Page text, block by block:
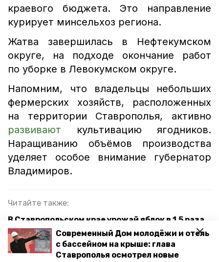
Современный Дом молодёжи и отель
с бассейном на крыше: глава
Ставрополья осмотрел новые
краевого бюджета. Это направление
курирует минсельхоз региона.
Жатва завершилась в Нефтекумском
округе, на подходе окончание работ
по уборке в Левокумском округе.
Напомним, что владельцы небольших
фермерских хозяйств, расположенных
на территории Ставрополья, активно
развивают культивацию ягодников.
Наращиванию объёмов производства
уделяет особое внимание губернатор
Владимиров.
Читайте также:
В Ставропольском крае урожай яблок в 1,5 раза
превысил показатели 2021 года
Губернатор Владимир Владимиров: Урожай
будущего года — первостепенная задача